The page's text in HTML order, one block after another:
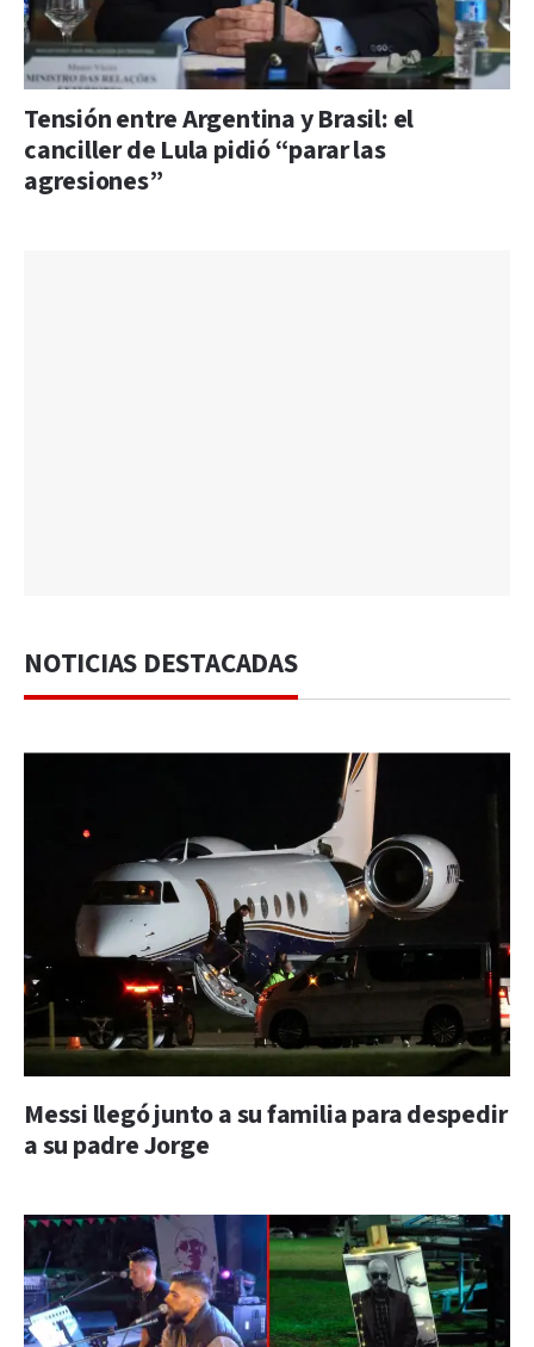
Tensión entre Argentina y Brasil: el
canciller de Lula pidió “parar las
agresiones”
NOTICIAS DESTACADAS
Messi llegó junto a su familia para despedir
a su padre Jorge